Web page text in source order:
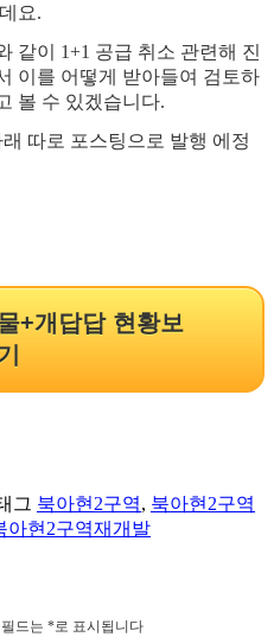
요.
같이 1+1 공급 취소 관련해 진
이를 어떻게 받아들여 검토하
볼 수 있겠습니다.
따로 포스팅으로 발행 에정
+개답답 현황보
그 북아현2구역, 북아현2구역
아현2구역재개발
드는 *로 표시됩니다